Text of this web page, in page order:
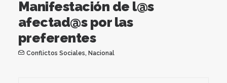
Manifestación de l@s
afectad@s por las
preferentes
Conflictos Sociales, Nacional